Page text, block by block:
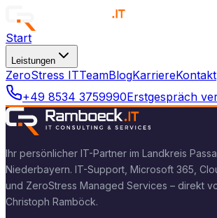
Start
Leistungen
ZeroStress ITTeamBlogKarriereKontakt
+49 8534 3759990Erstgespräch
Ihr persönlicher IT-Partner im Landkreis
Niederbayern. IT-Support, Microsoft 365,
und ZeroStress Managed Services – direkt
Christoph Ramböck.